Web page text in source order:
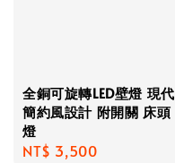
全銅可旋轉LED壁燈 現代
簡約風設計 附開關 床頭
燈
Regular
NT$ 3,500